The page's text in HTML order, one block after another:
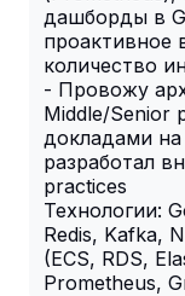
дашборды в
проактивное
количество
- Провожу
Middle/Senior
докладами
разработал
practices
Технологии:
Redis, Kafka,
(ECS, RDS,
Prometheus,